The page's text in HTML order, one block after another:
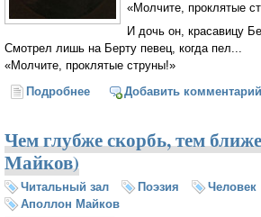
«Молчите, проклятые
И дочь он, красавицу
Смотрел лишь на Берту певец, когда пел...
«Молчите, проклятые струны!»
Подробнее о Менестрель (Аполлон
Добавить комментарий
Чем глубже скорбь, тем
Майков)
Читальный зал Поэзия Человек
Аполлон Майков